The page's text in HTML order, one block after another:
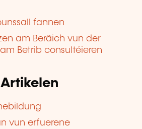
fannen
am Beräich vun der
Betrib consultéieren
vun erfuerene